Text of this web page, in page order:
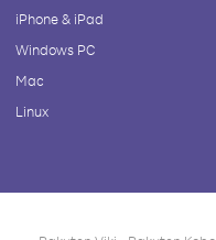
iPhone & iPad
Windows PC
Mac
Linux